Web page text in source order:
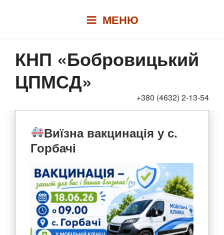
МЕНЮ
КНП «Бобровицький
ЦПМСД»
+380 (4632) 2-13-54
Виїзна вакцинація у с.
Горбачі